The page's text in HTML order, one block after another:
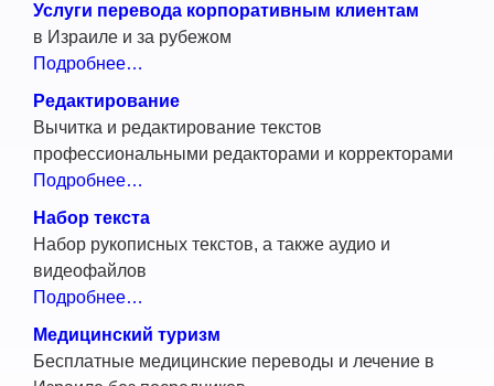
Услуги перевода корпоративным клиентам
в Израиле и за рубежом
Подробнее…
Редактирование
Вычитка и редактирование текстов
профессиональными редакторами и корректорами
Подробнее…
Набор текста
Набор рукописных текстов, а также аудио и
видеофайлов
Подробнее…
Медицинский туризм
Бесплатные медицинские переводы и лечение в